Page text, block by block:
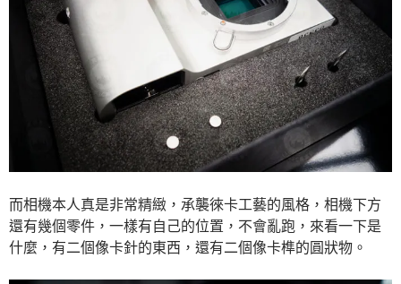
而相機本人真是非常精緻，承襲徠卡工藝的風格，相機下方
還有幾個零件，一樣有自己的位置，不會亂跑，來看一下是
什麼，有二個像卡針的東西，還有二個像卡榫的圓狀物。